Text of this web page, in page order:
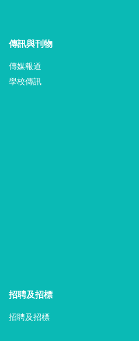
傳訊與刊物
傳媒報道
學校傳訊
招聘及招標
招聘及招標